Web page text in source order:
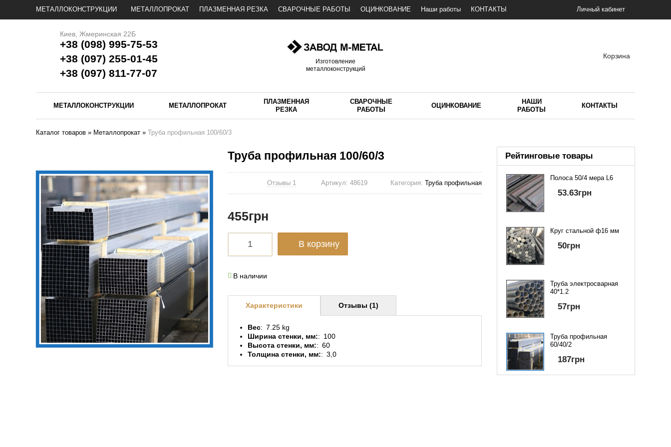
МЕТАЛЛОКОНСТРУКЦИИ МЕТАЛЛОПРОКАТ ПЛАЗМЕННАЯ РЕЗКА СВАРОЧНЫЕ РАБОТЫ ОЦИНКОВАНИЕ Наши работы КОНТАКТЫ Личный кабинет
Киев, Жмеринская 22Б
+38 (098) 995-75-53
+38 (097) 255-01-45
+38 (097) 811-77-07
Изготовление
металлоконструкций
Корзина
МЕТАЛЛОКОНСТРУКЦИИ МЕТАЛЛОПРОКАТ
ПЛАЗМЕННАЯ
РЕЗКА
СВАРОЧНЫЕ
РАБОТЫ
ОЦИНКОВАНИЕ
НАШИ
РАБОТЫ
КОНТАКТЫ
Каталог товаров » Металлопрокат » Труба профильная 100/60/3
Труба профильная 100/60/3
Отзывы 1 Артикул:48619 Категория: Труба профильная
455грн
В корзину
В наличии
Характеристики
Вес
7.25 kg
Ширина стенки, мм:
100
Высота стенки, мм:
60
Толщина стенки, мм:
3,0
Отзывы (1)
Рейтинговые товары
Полоса 50/4 мера L6
53.63грн
Круг стальной ф16 мм
50грн
Труба электросварная
40*1.2
57грн
Труба профильная
60/40/2
187грн